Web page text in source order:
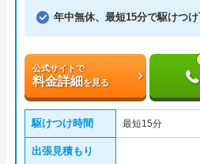
年中無休、最短15分で駆けつ
公式サイトで
料金詳細を見る
駆けつけ時間 最短15分
出張見積もり